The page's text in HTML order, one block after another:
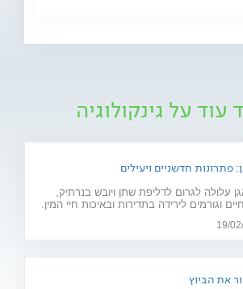
עוד על גינקולוגיה
פתרונות חדשניים ויעילים
עלולה לגרום לדליפת שתן ויובש בנרתיק,
וגורמים לירידה בתדירות ובאיכות חיי המין.
את הביוץ